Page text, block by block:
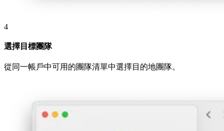
4
選擇目標團隊
從同一帳戶中可用的團隊清單中選擇目的地團隊。